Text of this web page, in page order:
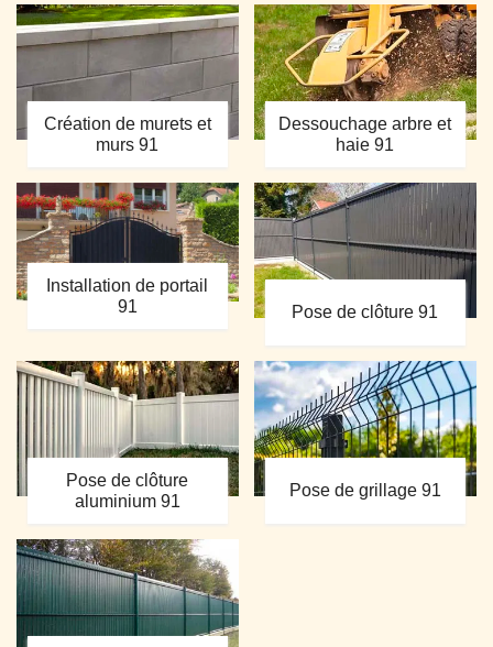
Création de murets et
murs 91
Dessouchage arbre et
haie 91
Installation de portail
91
Pose de clôture 91
Pose de clôture
aluminium 91
Pose de grillage 91